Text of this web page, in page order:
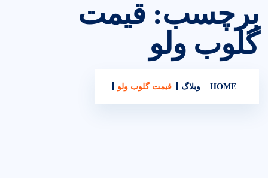
برچسب: قیمت
گلوب ولو
HOME وبلاگ قیمت گلوب ولو